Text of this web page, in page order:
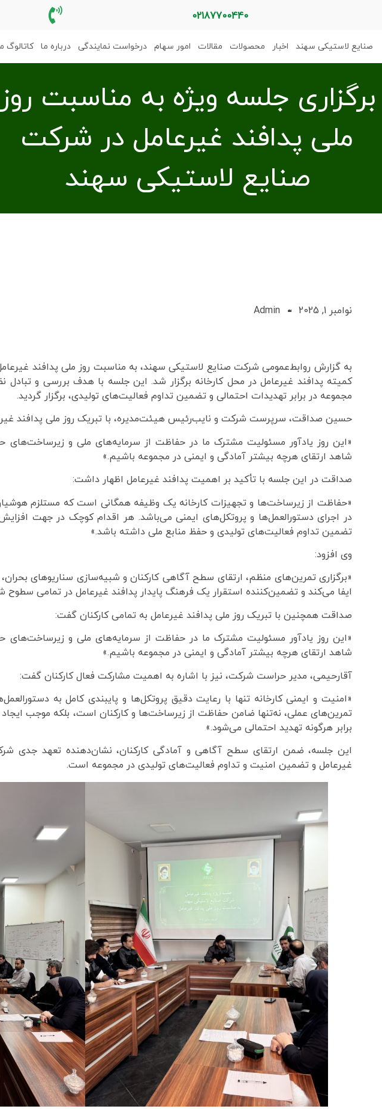
02187700440
صنایع لاستیکی سهند اخبار محصولات مقالات امور سهام درخواست نمایندگی درباره ما
برگزاری جلسه ویژه به مناسبت روز
ملی پدافند غیرعامل در شرکت
صنایع لاستیکی سهند
نوامبر 1, 2025 Admin
به گزارش روابط‌عمومی شرکت صنایع لاستیکی سهند، به مناسبت روز ملی پدافند
کمیته پدافند غیرعامل در محل کارخانه برگزار شد. این جلسه با هدف بررسی و تبادل
مجموعه در برابر تهدیدات احتمالی و تضمین تداوم فعالیت‌های تولیدی، برگزار گردید.
حسین صداقت، سرپرست شرکت و نایب‌رئیس هیئت‌مدیره، با تبریک روز ملی پدافند
«این روز یادآور مسئولیت مشترک ما در حفاظت از سرمایه‌های ملی و زیرساخت‌های
شاهد ارتقای هرچه بیشتر آمادگی و ایمنی در مجموعه باشیم.»
صداقت در این جلسه با تأکید بر اهمیت پدافند غیرعامل اظهار داشت:
«حفاظت از زیرساخت‌ها و تجهیزات کارخانه یک وظیفه همگانی است که مستلزم
در اجرای دستورالعمل‌ها و پروتکل‌های ایمنی می‌باشد. هر اقدام کوچک در جهت
تضمین تداوم فعالیت‌های تولیدی و حفظ منابع ملی داشته باشد.»
وی افزود:
«برگزاری تمرین‌های منظم، ارتقای سطح آگاهی کارکنان و شبیه‌سازی سناریوهای
ایفا می‌کند و تضمین‌کننده استقرار یک فرهنگ پایدار پدافند غیرعامل در تمامی
صداقت همچنین با تبریک روز ملی پدافند غیرعامل به تمامی کارکنان گفت:
«این روز یادآور مسئولیت مشترک ما در حفاظت از سرمایه‌های ملی و زیرساخت‌های
شاهد ارتقای هرچه بیشتر آمادگی و ایمنی در مجموعه باشیم.»
آقارحیمی، مدیر حراست شرکت، نیز با اشاره به اهمیت مشارکت فعال کارکنان گفت:
«امنیت و ایمنی کارخانه تنها با رعایت دقیق پروتکل‌ها و پایبندی کامل به
تمرین‌های عملی، نه‌تنها ضامن حفاظت از زیرساخت‌ها و کارکنان است، بلکه موجب
برابر هرگونه تهدید احتمالی می‌شود.»
این جلسه، ضمن ارتقای سطح آگاهی و آمادگی کارکنان، نشان‌دهنده تعهد جدی
غیرعامل و تضمین امنیت و تداوم فعالیت‌های تولیدی در مجموعه است.